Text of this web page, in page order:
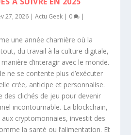
27, 2026 |Actu Geek | 0 |
une année charnière où la
du travail à la culture digitale,
d’interagir avec le monde.
ne se contente plus d’exécuter
crée, anticipe et personnalise.
des clichés de jeu pour devenir
incontournable. La blockchain,
aux cryptomonnaies, investit des
la santé ou l’alimentation. Et